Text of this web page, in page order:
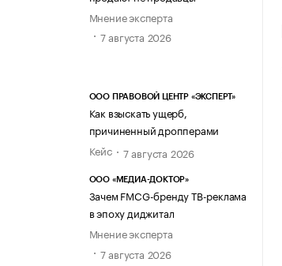
Мнение эксперта
7 августа 2026
ООО ПРАВОВОЙ ЦЕНТР «ЭКСПЕРТ»
Как взыскать ущерб,
причиненный дропперами
Кейс
7 августа 2026
ООО «МЕДИА-ДОКТОР»
Зачем FMCG-бренду ТВ-реклама
в эпоху диджитал
Мнение эксперта
7 августа 2026